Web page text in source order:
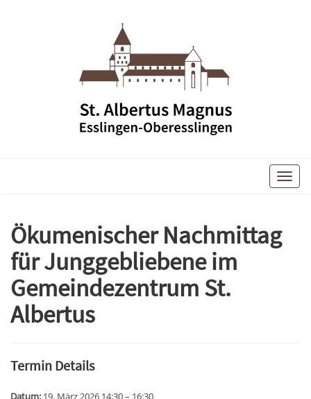
Toggle
Ökumenischer Nachmittag
für Junggebliebene im
Gemeindezentrum St.
Albertus
Termin Details